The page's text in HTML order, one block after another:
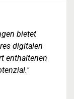
bietet
digitalen
enthaltenen